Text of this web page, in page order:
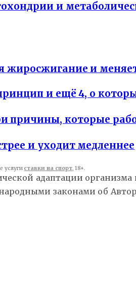
и
и
и ещё 4, о
причины, которые
и уходит медленнее
услуги ставки на спорт, 18+.
адаптации
законами об